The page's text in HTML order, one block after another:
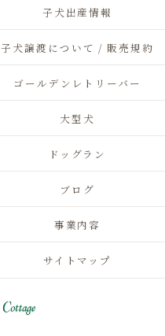
子犬出産情報
子犬譲渡について / 販売規約
ゴールデンレトリーバー
大型犬
ドッグラン
ブログ
事業内容
サイトマップ